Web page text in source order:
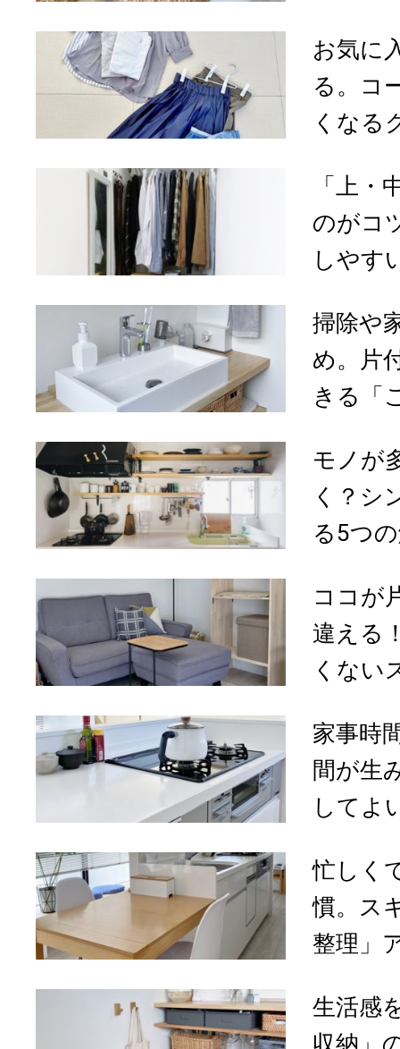
お気に
る。コ
くなる
「上・
のがコ
しやす
掃除や
め。片
きる「
モノが
く？シ
る5つ
ココが
違える
くない
家事時
間が生
してよ
忙しく
慣。ス
整理」
生活感
収納」